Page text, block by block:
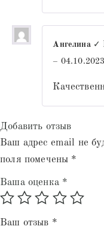
Ангелина ✓
– 04.10.2023
Добавить отзыв
Ваш адрес email не
поля помечены *
Ваша оценка *
Ваш отзыв *